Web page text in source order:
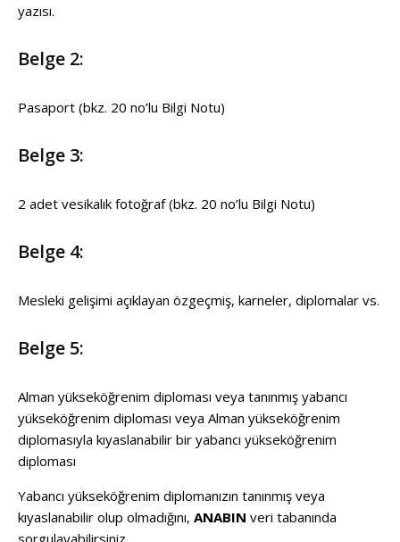
yazısı.
Belge 2:
Pasaport (bkz. 20 no’lu Bilgi Notu)
Belge 3:
2 adet vesikalık fotoğraf (bkz. 20 no’lu Bilgi Notu)
Belge 4:
Mesleki gelişimi açıklayan özgeçmiş, karneler, diplomalar vs.
Belge 5:
Alman yükseköğrenim diploması veya tanınmış yabancı
yükseköğrenim diploması veya Alman yükseköğrenim
diplomasıyla kıyaslanabilir bir yabancı yükseköğrenim
diploması
Yabancı yükseköğrenim diplomanızın tanınmış veya
kıyaslanabilir olup olmadığını, ANABIN veri tabanında
sorgulayabilirsiniz.